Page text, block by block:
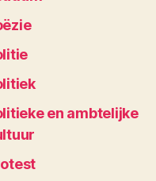
en ambtelijke